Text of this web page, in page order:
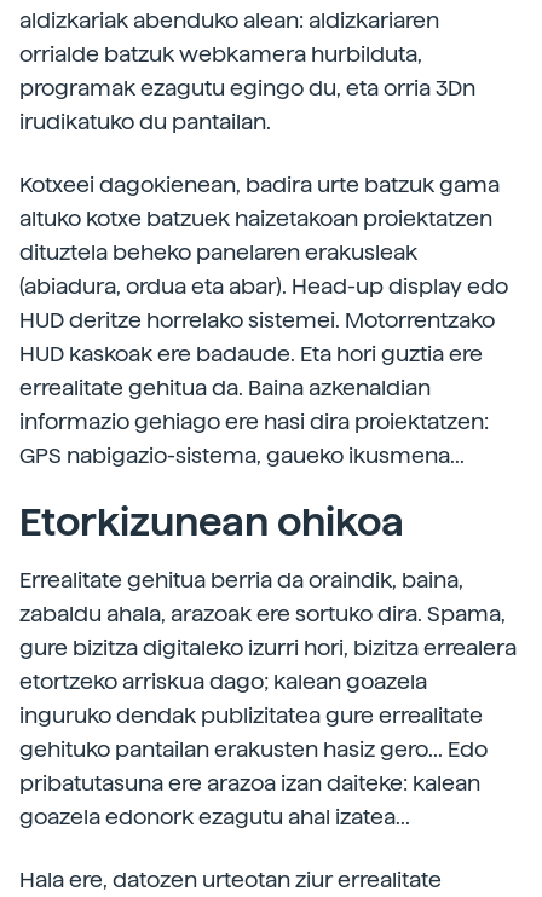
aldizkariak abenduko alean: aldizkariaren
orrialde batzuk webkamera hurbilduta,
programak ezagutu egingo du, eta orria 3Dn
irudikatuko du pantailan.
Kotxeei dagokienean, badira urte batzuk gama
altuko kotxe batzuek haizetakoan proiektatzen
dituztela beheko panelaren erakusleak
(abiadura, ordua eta abar). Head-up display edo
HUD deritze horrelako sistemei. Motorrentzako
HUD kaskoak ere badaude. Eta hori guztia ere
errealitate gehitua da. Baina azkenaldian
informazio gehiago ere hasi dira proiektatzen:
GPS nabigazio-sistema, gaueko ikusmena...
Etorkizunean ohikoa
Errealitate gehitua berria da oraindik, baina,
zabaldu ahala, arazoak ere sortuko dira. Spama,
gure bizitza digitaleko izurri hori, bizitza errealera
etortzeko arriskua dago; kalean goazela
inguruko dendak publizitatea gure errealitate
gehituko pantailan erakusten hasiz gero... Edo
pribatutasuna ere arazoa izan daiteke: kalean
goazela edonork ezagutu ahal izatea...
Hala ere, datozen urteotan ziur errealitate